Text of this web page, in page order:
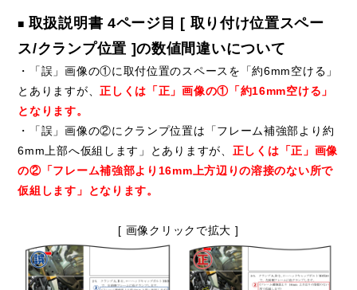
■ 取扱説明書 4ページ目 [ 取り付け位置スペー
ス/クランプ位置 ]の数値間違いについて
・「誤」画像の①に取付位置のスペースを「約6mm空ける」
とありますが、正しくは「正」画像の①「約16mm空ける」
となります。
・「誤」画像の②にクランプ位置は「フレーム補強部より約
6mm上部へ仮組します」とありますが、 正しくは「正」画像
の②「フレーム補強部より16mm上方辺りの溶接のない所で
仮組します」となります。
[ 画像クリックで拡大 ]